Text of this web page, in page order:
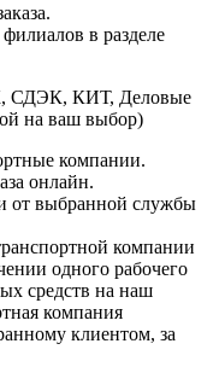
в разделе
СДЭК, КИТ, Деловые
на ваш выбор)
компании.
онлайн.
от выбранной службы
компании
одного рабочего
средств на наш
компания
клиентом, за